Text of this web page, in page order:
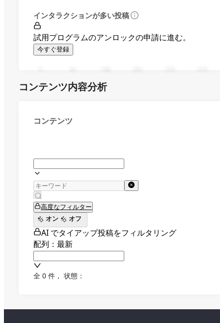
インタラクションが多い投稿
試用プログラムのアンロックの申請に進む。
今すぐ登録
コンテンツ内容分析
コンテンツ
高度なフィルター
オン
オフ
AI でタイアップ投稿をフィルタリング
配列：最新
全 0 件 ， 状態：